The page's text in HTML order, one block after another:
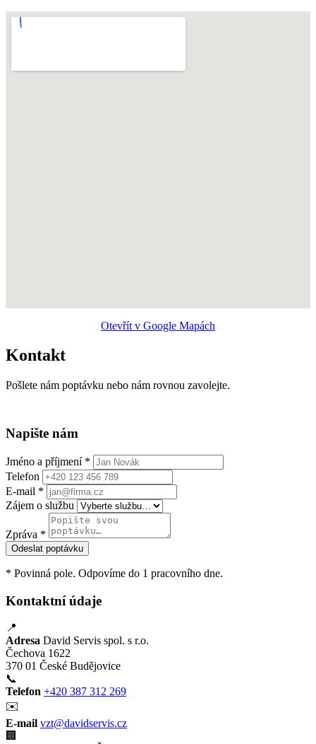
Otevřít v Google Mapách
Kontakt
Pošlete nám poptávku nebo nám rovnou zavolejte.
Napište nám
Jméno a příjmení *
Telefon
E-mail *
Zájem o službu
Zpráva *
Odeslat poptávku
* Povinná pole. Odpovíme do 1 pracovního dne.
Kontaktní údaje
📍
Adresa David Servis spol. s r.o.
Čechova 1622
370 01 České Budějovice
📞
Telefon +420 387 312 269
✉️
E-mail vzt@davidservis.cz
🏢